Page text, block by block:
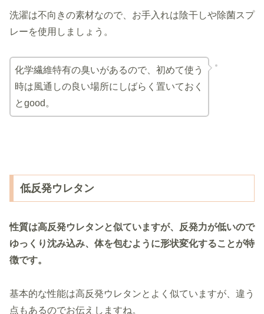
洗濯は不向きの素材なので、お手入れは陰干しや除菌スプ
レーを使用しましょう。
化学繊維特有の臭いがあるので、初めて使う
時は風通しの良い場所にしばらく置いておく
とgood。
低反発ウレタン
性質は高反発ウレタンと似ていますが、反発力が低いので
ゆっくり沈み込み、体を包むように形状変化することが特
徴です。
基本的な性能は高反発ウレタンとよく似ていますが、違う
点もあるのでお伝えしますね。